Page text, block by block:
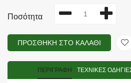
Ποσότητα
ΠΡΟΣΘΉΚΗ ΣΤΟ ΚΑΛΆΘΙ
ΠΕΡΙΓΡΑΦΉ TΕΧΝΙΚΈΣ